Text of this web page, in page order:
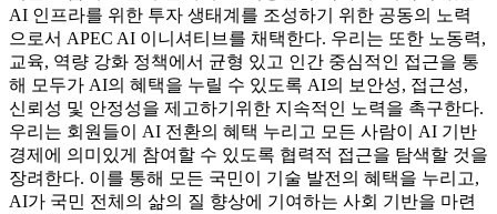
AI 인프라를 위한 투자 생태계를 조성하기 위한 공동의 노력
으로서 APEC AI 이니셔티브를 채택한다. 우리는 또한 노동력,
교육, 역량 강화 정책에서 균형 있고 인간 중심적인 접근을 통
해 모두가 AI의 혜택을 누릴 수 있도록 AI의 보안성, 접근성,
신뢰성 및 안정성을 제고하기위한 지속적인 노력을 촉구한다.
우리는 회원들이 AI 전환의 혜택 누리고 모든 사람이 AI 기반
경제에 의미있게 참여할 수 있도록 협력적 접근을 탐색할 것을
장려한다. 이를 통해 모든 국민이 기술 발전의 혜택을 누리고,
AI가 국민 전체의 삶의 질 향상에 기여하는 사회 기반을 마련